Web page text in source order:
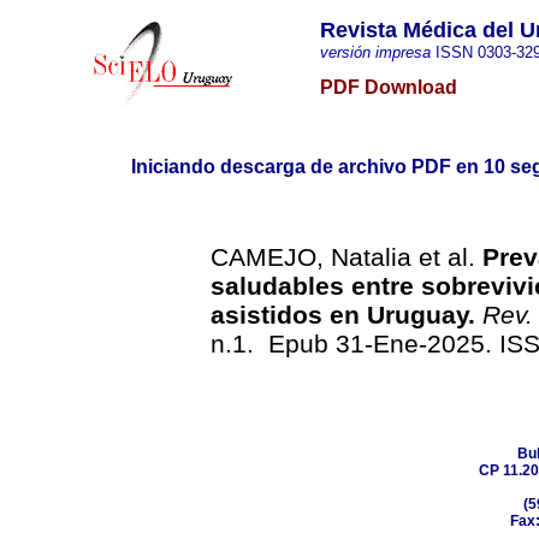
Revista Médica del
versión impresa ISSN 0303-
PDF Download
Iniciando descarga de archivo PDF en 10
CAMEJO, Natalia et al.
saludables entre
asistidos en Uruguay.
n.1. Epub 31-Ene-2025.
CP